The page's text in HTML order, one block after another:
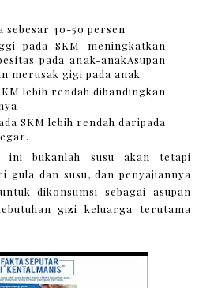
sebesar 40-50 persen
pada SKM meningkatkan
pada anak-anakAsupan
merusak gigi pada anak
lebih rendah dibandingkan
SKM lebih rendah daripada
ini bukanlah susu akan tetapi
gula dan susu, dan penyajiannya
dikonsumsi sebagai asupan
gizi keluarga terutama